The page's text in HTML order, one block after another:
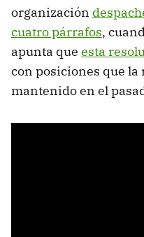
organización
cuatro párrafos,
apunta que esta
con posiciones que la
mantenido en el